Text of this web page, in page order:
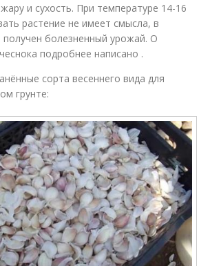
и сухость. При температуре 14-16
растение не имеет смысла, в
получен болезненный урожай. О
подробнее написано .
сорта весеннего вида для
грунте: